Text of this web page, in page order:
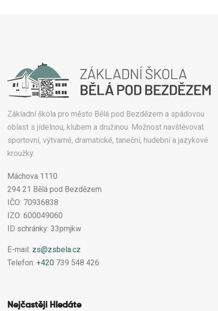
Základní škola pro město Bělá pod Bezdězem a spádovou
oblast s jídelnou, klubem a družinou. Možnost navštěvovat
sportovní, výtvarné, dramatické, taneční, hudební a jazykové
kroužky.
Máchova 1110
294 21 Bělá pod Bezdězem
IČO: 70936838
IZO: 600049060
ID schránky: 33pmjkw
E-mail: zs@zsbela.cz
Telefon: +420 739 548 426
Nejčastěji Hledáte